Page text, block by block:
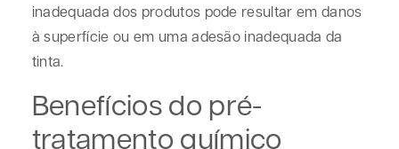
inadequada dos produtos pode resultar em danos
à superfície ou em uma adesão inadequada da
tinta.
Benefícios do pré-
tratamento químico